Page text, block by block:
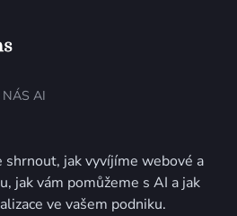
NÁS AI
jak vyvíjíme webové a
jak vám pomůžeme s AI a jak
ve vašem podniku.